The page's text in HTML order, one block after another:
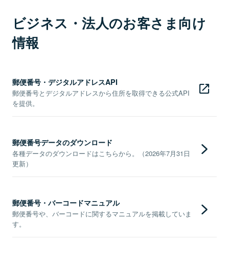
ビジネス・法人のお客さま向け
情報
郵便番号・デジタルアドレスAPI
郵便番号とデジタルアドレスから住所を取得できる公式API
を提供。
郵便番号データのダウンロード
各種データのダウンロードはこちらから。（2026年7月31日
更新）
郵便番号・バーコードマニュアル
郵便番号や、バーコードに関するマニュアルを掲載していま
す。